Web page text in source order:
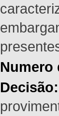
Numero
Decisão: